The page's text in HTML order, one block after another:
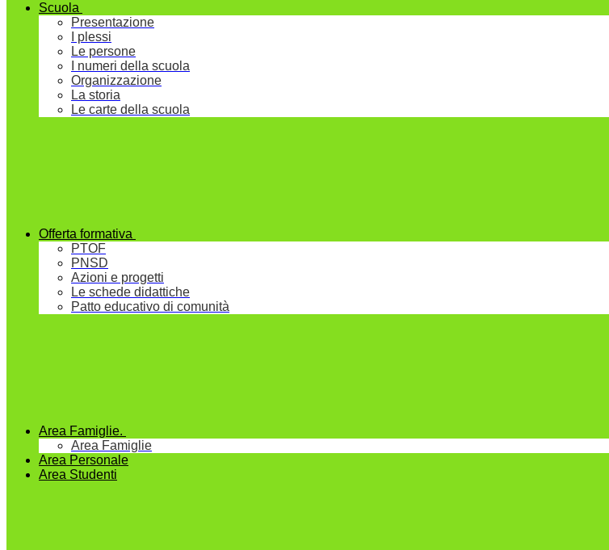
Scuola
Presentazione
I plessi
Le persone
I numeri della scuola
Organizzazione
La storia
Le carte della scuola
Offerta formativa
PTOF
PNSD
Azioni e progetti
Le schede didattiche
Patto educativo di comunità
Area Famiglie.
Area Famiglie
Area Personale
Area Studenti